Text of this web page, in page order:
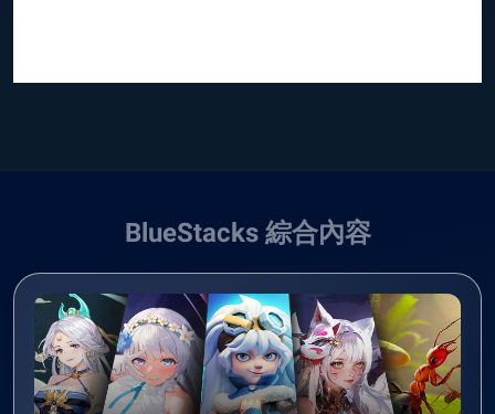
BlueStacks 綜合內容